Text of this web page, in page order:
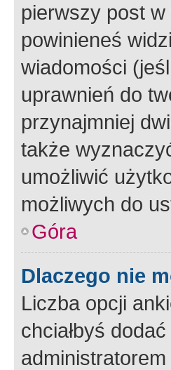
pierwszy post
powinieneś
wiadomości
uprawnień do
przynajmniej
także
umożliwić
możliwych do
Góra
Dlaczego nie
Liczba opcji
chciałbyś
administratorem